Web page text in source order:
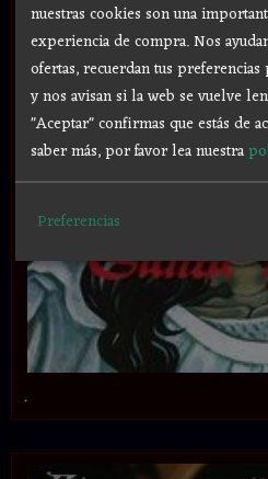
.
nuestras cookies son una
experiencia de compra. Nos
ofertas, recuerdan tus
y nos avisan si la web se vuelve
"Aceptar" confirmas que estás de
saber más, por favor lea nuestra
Preferencias